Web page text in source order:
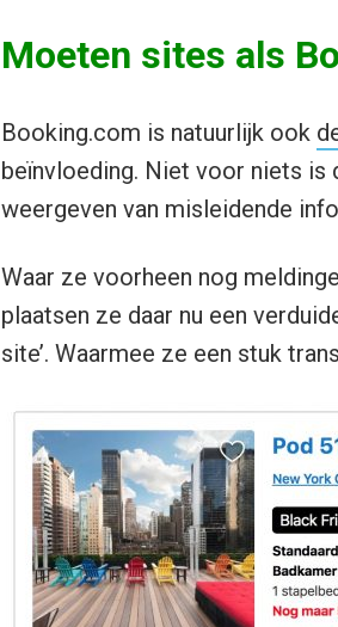
Moeten sites als
Booking.com is natuurlijk ook
beïnvloeding. Niet voor niets is
weergeven van misleidende
Waar ze voorheen nog
plaatsen ze daar nu een
site’. Waarmee ze een stuk